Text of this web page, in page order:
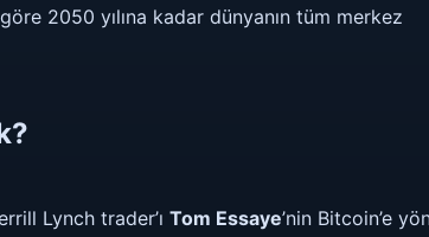
2050 yılına kadar dünyanın tüm merkez
Lynch trader’ı Tom Essaye’nin Bitcoin’e